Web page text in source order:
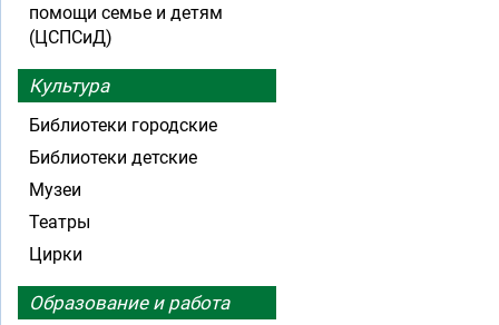
помощи семье и детям
(ЦСПСиД)
Культура
Библиотеки городские
Библиотеки детские
Музеи
Театры
Цирки
Образование и работа